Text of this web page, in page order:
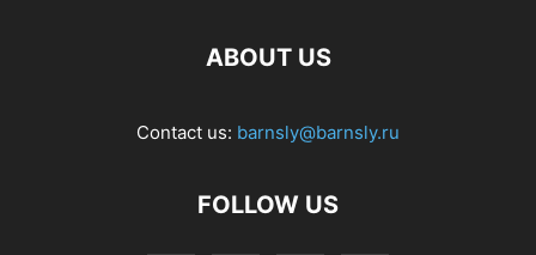
ABOUT US
Contact us: barnsly@barnsly.ru
FOLLOW US